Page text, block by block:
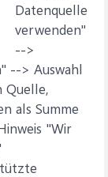
Datenquelle
verwenden"
-->
--> Auswahl
Quelle,
als Summe
"Wir